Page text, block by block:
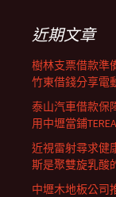
近期文章
樹林支票借款準
竹東借錢分享電
泰山汽車借款保
用中壢當鋪
近視雷射尋求健
斯是聚雙旋乳酸
中壢木地板公司